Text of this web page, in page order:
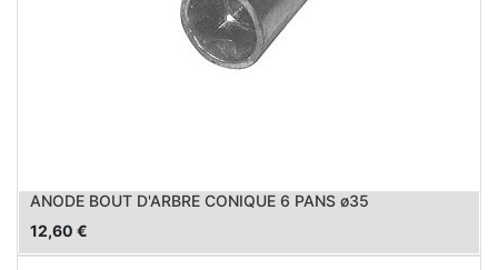
ANODE BOUT D'ARBRE CONIQUE 6 PANS ø35
12,60 €